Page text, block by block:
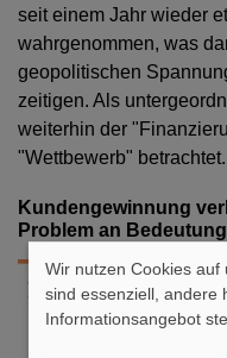
seit einem Jahr wieder
wahrgenommen, was
geopolitischen
zeitigen. Als
weiterhin der
"Wettbewerb" betrachtet.
Kundengewinnung
Problem an Bedeutung
Wir nutzen Cookies auf
sind essenziell, andere
Informationsangebot